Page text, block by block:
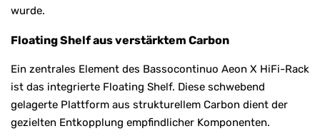
wurde.
Floating Shelf aus verstärktem Carbon
Ein zentrales Element des Bassocontinuo Aeon X HiFi-Rack
ist das integrierte Floating Shelf. Diese schwebend
gelagerte Plattform aus strukturellem Carbon dient der
gezielten Entkopplung empfindlicher Komponenten.